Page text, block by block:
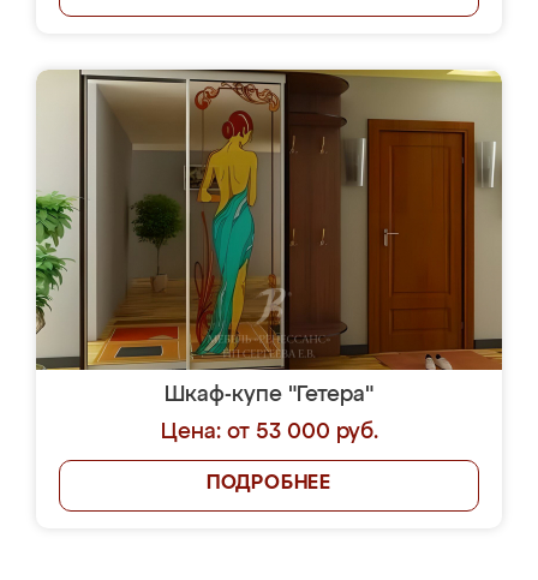
Шкаф-купе "Гетера"
Цена: от 53 000 руб.
ПОДРОБНЕЕ